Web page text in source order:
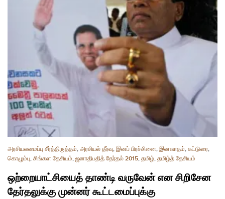
அரசியலமைப்பு சீர்த்திருத்தம், அரசியல் தீர்வு, இனப் பிரச்சினை, இனவாதம், கட்டுரை,
கொழும்பு, சிங்கள தேசியம், ஜனாதிபதித் தேர்தல் 2015, தமிழ், தமிழ்த் தேசியம்
ஒற்றையாட்சியைத் தாண்டி வருவேன் என சிறிசேன
தேர்தலுக்கு முன்னர் கூட்டமைப்புக்கு